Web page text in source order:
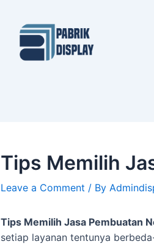
Tips Memilih
Leave a Comment / By
Tips Memilih Jasa Pembuatan
setiap layanan tentunya
navigation